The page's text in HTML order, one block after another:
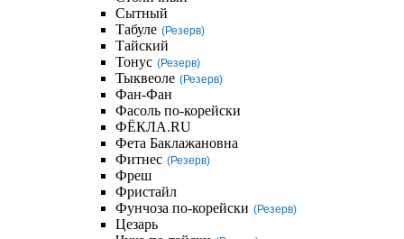
Сытный
Табуле (Резерв)
Тайский
Тонус (Резерв)
Тыквеоле (Резерв)
Фан-Фан
Фасоль по-корейски
ФЁКЛА.RU
Фета Баклажановна
Фитнес (Резерв)
Фреш
Фристайл
Фунчоза по-корейски (Резерв)
Цезарь